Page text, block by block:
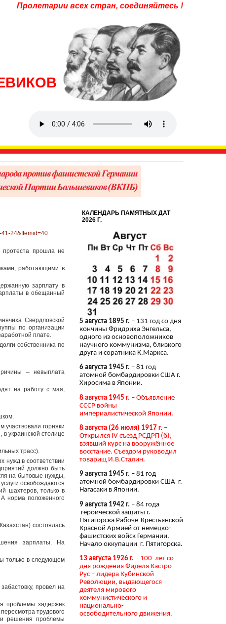
Пролетарии всех стран, соединяйтесь !
24&Itemid=40
протеста прошла не
работающими в
зарплату в
в обещанный
Свердловской
по организации
плате.
собственника по
– невыплата
на работу с мая,
горняки
украинской столице
трасс).
нужд в соответствии
должно быть
на бытовые нужды,
освобождаются
шахтеров, только в
норма положенного
состоялась
зарплаты. На
только в следующем
провел на
проблемы задержек
трудового
и решения проблемы
КАЛЕНДАРЬ ПАМЯТНЫХ ДАТ
2026 Г.
5 августа 1895 г. – 131 год со дня
кончины Фридриха Энгельса,
одного из основоположников
научного коммунизма, близкого
друга и соратника К.Маркса.
6 августа 1945 г. – 81 год
атомной бомбардировки США г.
Хиросима в Японии.
8 августа 1945 г. – Объявление
СССР войны
империалистической Японии.
8 августа (26 июля) 1917 г. –
Открылся IV съезд РСДРП (б),
взявший курс на вооружённое
восстание. Съездом руководил
товарищ И.В.Сталин.
9 августа 1945 г. – 81 год
атомной бомбардировки США г.
Нагасаки в Японии.
9 августа 1942 г. – 84 года
героической защиты г.
Пятигорска Рабоче-Крестьянской
Красной Армией от немецко-
фашистских войск Германии.
Начало оккупации г. Пятигорска.
13 августа 1926 г. – 100 лет со
дня рождения Фиделя Кастро
Рус – лидера Кубинской
Революции, выдающегося
деятеля мирового
коммунистического и
национально-
освободительного движения.